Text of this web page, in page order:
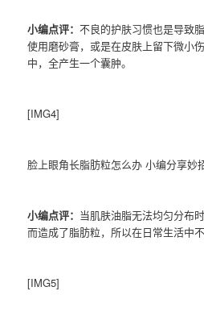
小编点评：不良的护肤习惯也是导致
使用磨砂膏，或是在皮肤上留下微小
中，全产生一个囊肿。
[IMG4]
脸上眼角长脂肪粒怎么办 小编分享妙
小编点评： 当肌肤油脂无法均匀分布
而造成了脂肪粒，所以在日常生活中
[IMG5]